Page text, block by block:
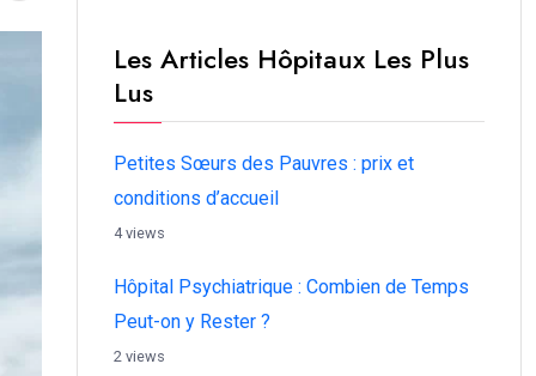
Les Articles Hôpitaux Les Plus
Lus
Petites Sœurs des Pauvres : prix et
conditions d’accueil
4 views
Hôpital Psychiatrique : Combien de Temps
Peut-on y Rester ?
2 views